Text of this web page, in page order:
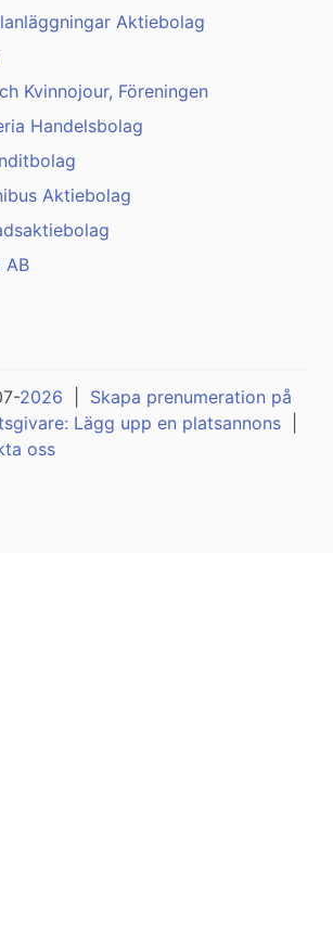
Aktiebolag
Kvinnojour, Föreningen
Handelsbolag
Aktiebolag
AB
2026
Skapa prenumeration på
Lägg upp en platsannons
oss